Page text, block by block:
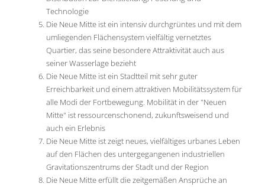
Technologie
Die Neue Mitte ist ein intensiv durchgrüntes und mit dem
umliegenden Flächensystem vielfältig vernetztes
Quartier, das seine besondere Attraktivität auch aus
seiner Wasserlage bezieht
Die Neue Mitte ist ein Stadtteil mit sehr guter
Erreichbarkeit und einem attraktiven Mobilitätssystem für
alle Modi der Fortbewegung. Mobilität in der "Neuen
Mitte" ist ressourcenschonend, zukunftsweisend und
auch ein Erlebnis
Die Neue Mitte ist zeigt neues, vielfältiges urbanes Leben
auf den Flächen des untergegangenen industriellen
Gravitationszentrums der Stadt und der Region
Die Neue Mitte erfüllt die zeitgemäßen Ansprüche an